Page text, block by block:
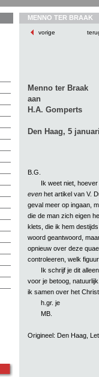
MENNO TER BRAAK
vorige
Menno ter Braak
aan
H.A. Gomperts
Den Haag, 5
B.G.
Ik weet niet,
even het artikel van V.
geval meer op ingaan,
die de man zich eigen
klets, die ik hem
woord geantwoord,
opnieuw over deze
controleeren, welk
Ik schrijf je dit
voor je betoog,
ik samen over het
h.gr. je
MB.
Origineel: Den Haag,